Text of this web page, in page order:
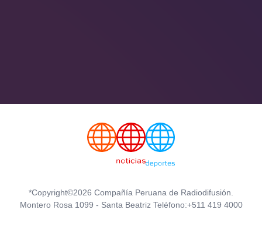
*Copyright©2026 Compañía Peruana de Radiodifusión.
Montero Rosa 1099 - Santa Beatriz Teléfono:+511 419 4000